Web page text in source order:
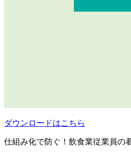
ダウンロードはこちら
仕組み化で防ぐ！飲食業従業員の